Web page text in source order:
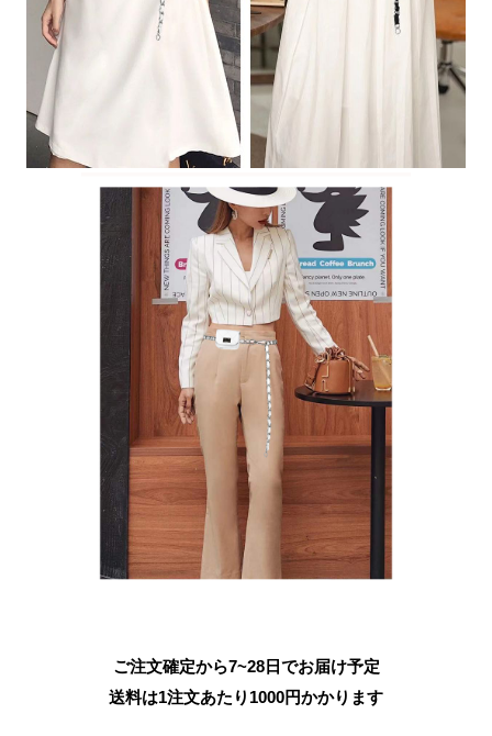
ご注文確定から7~28日でお届け予定
送料は1注文あたり 1000円かかります